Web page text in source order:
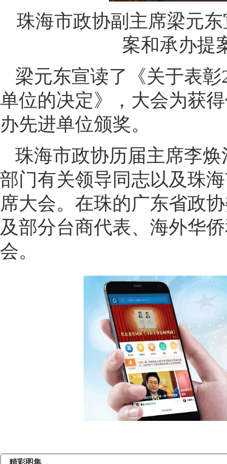
珠海市政协副主席梁元
案和承办提
梁元东宣读了《关于表
单位的决定》，大会为获
办先进单位颁奖。
珠海市政协历届主席李
部门有关领导同志以及珠
席大会。在珠的广东省政
及部分台商代表、海外华
会。